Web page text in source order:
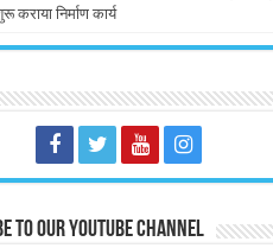
कराया निर्माण कार्य
to our Youtube Channel